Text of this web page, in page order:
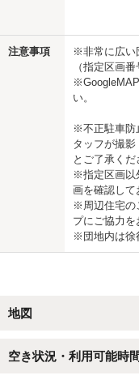
注意事項
※非常に広い
（指定区画
い。
※不正駐車防
タッフが撮
とご了承くだ
※指定区画以
画を確認して
※周辺住宅の
プにご協力を
※団地内は徐
地図
空き状況・利用可能時